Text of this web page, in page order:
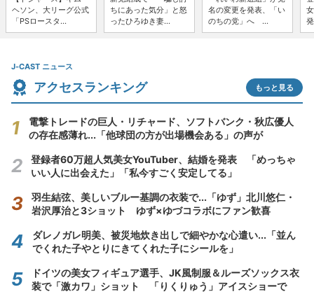
ヘソン、大リーグ公式
「PSロースタ...
ちにあった気分」と怒
ったひろゆき妻...
名の変更を発表、「い
のちの党」へ ...
J-CAST ニュース
アクセスランキング もっと見る
電撃トレードの巨人・リチャード、ソフトバンク・秋広優人
の存在感薄れ...「他球団の方が出場機会ある」の声が
登録者60万超人気美女YouTuber、結婚を発表 「めっちゃ
いい人に出会えた」「私今すごく安定してる」
羽生結弦、美しいブルー基調の衣装で...「ゆず」北川悠仁・
岩沢厚治と3ショット ゆず×ゆづコラボにファン歓喜
ダレノガレ明美、被災地炊き出しで細やかな心遣い...「並ん
でくれた子やとりにきてくれた子にシールを」
ドイツの美女フィギュア選手、JK風制服＆ルーズソックス衣
装で「激カワ」ショット 「りくりゅう」アイスショーで